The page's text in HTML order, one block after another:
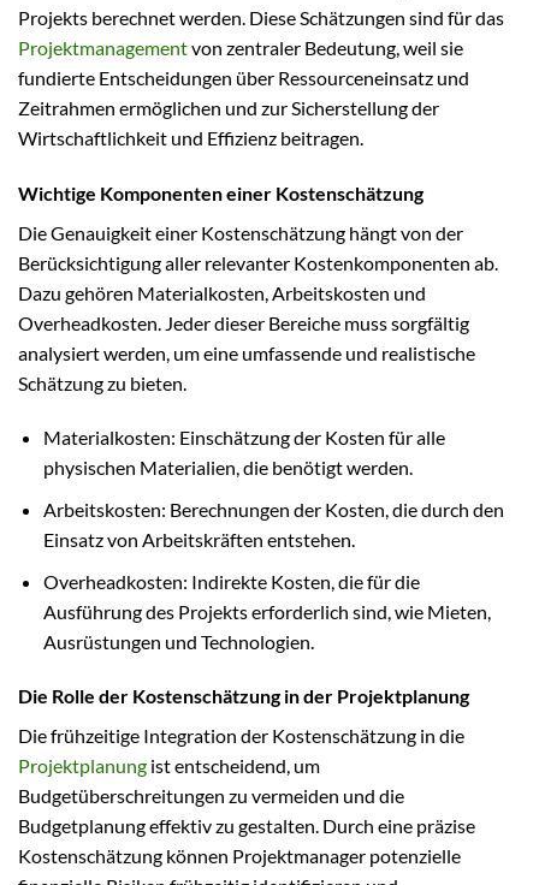
Projekts berechnet werden. Diese Schätzungen sind für das
Projektmanagementvon zentraler Bedeutung, weil sie
fundierte Entscheidungen über Ressourceneinsatz und
Zeitrahmen ermöglichen und zur Sicherstellung der
Wirtschaftlichkeit und Effizienz beitragen.
Wichtige Komponenten einer Kostenschätzung
Die Genauigkeit einer Kostenschätzung hängt von der
Berücksichtigung aller relevanter Kostenkomponenten ab.
Dazu gehören Materialkosten, Arbeitskosten und
Overheadkosten. Jeder dieser Bereiche muss sorgfältig
analysiert werden, um eine umfassende und realistische
Schätzung zu bieten.
Materialkosten: Einschätzung der Kosten für alle
physischen Materialien, die benötigt werden.
Arbeitskosten: Berechnungen der Kosten, die durch den
Einsatz von Arbeitskräften entstehen.
Overheadkosten: Indirekte Kosten, die für die
Ausführung des Projekts erforderlich sind, wie Mieten,
Ausrüstungen und Technologien.
Die Rolle der Kostenschätzung in der Projektplanung
Die frühzeitige Integration der Kostenschätzung in die
Projektplanung ist entscheidend, um
Budgetüberschreitungen zu vermeiden und die
Budgetplanung effektiv zu gestalten. Durch eine präzise
Kostenschätzung können Projektmanager potenzielle